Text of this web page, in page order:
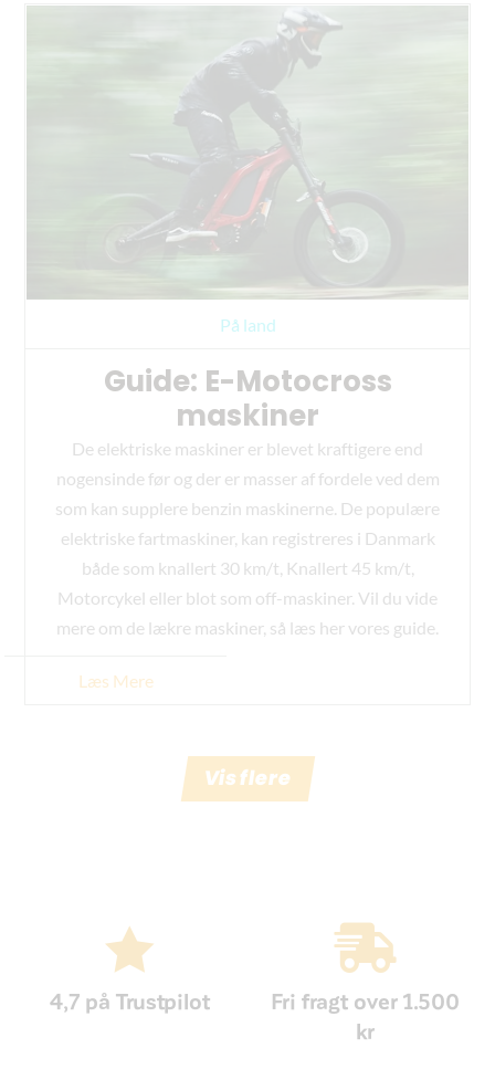
Guide: E-Motocross
maskiner
På land
De elektriske maskiner er blevet kraftigere end
nogensinde før og der er masser af fordele ved dem
som kan supplere benzin maskinerne. De populære
elektriske fartmaskiner, kan registreres i Danmark
både som knallert 30 km/t, Knallert 45 km/t,
Motorcykel eller blot som off-maskiner. Vil du vide
mere om de lækre maskiner, så læs her vores guide.
Læs Mere
Vis flere

4,7 på Trustpilot

Fri fragt over 1.500
kr